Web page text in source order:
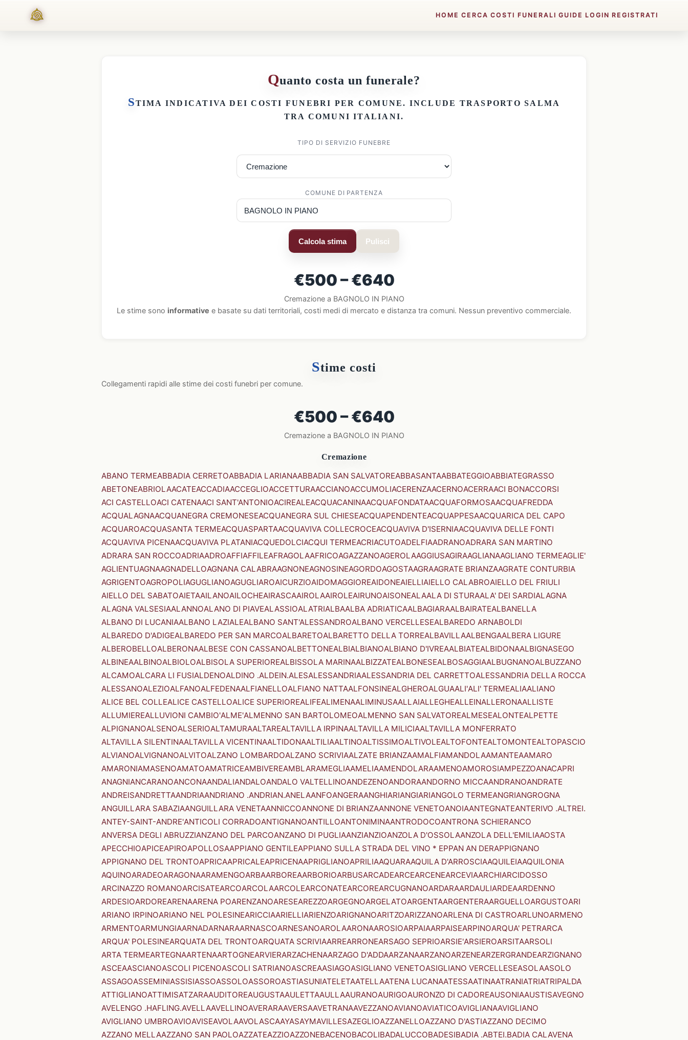
HOME CERCA COSTI FUNERALI GUIDE LOGIN REGISTRATI
Quanto costa un funerale?
STIMA INDICATIVA DEICOSTI FUNEBRI PER COMUNE. INCLUDE TRASPORTO SALMA
TRA COMUNI ITALIANI.
TIPO DI SERVIZIO FUNEBRE
COMUNE DI PARTENZA
Calcola stima Pulisci
€500 – €640
Cremazione a BAGNOLO IN PIANO
Le stime sono informative e basate su dati territoriali, costi medi di mercato e distanza tra comuni. Nessun preventivo commerciale.
Stime costi
Collegamenti rapidi alle stime dei costi funebri per comune.
€500 – €640
Cremazione a BAGNOLO IN PIANO
Cremazione
ABANO TERMEABBADIA CERRETOABBADIA LARIANAABBADIA SAN SALVATOREABBASANTAABBATEGGIOABBIATEGRASSO
ABETONEABRIOLAACATEACCADIAACCEGLIOACCETTURAACCIANOACCUMOLIACERENZAACERNOACERRAACI BONACCORSI
ACI CASTELLOACI CATENAACI SANT'ANTONIOACIREALEACQUACANINAACQUAFONDATAACQUAFORMOSAACQUAFREDDA
ACQUALAGNAACQUANEGRA CREMONESEACQUANEGRA SUL CHIESEACQUAPENDENTEACQUAPPESAACQUARICA DEL CAPO
ACQUAROACQUASANTA TERMEACQUASPARTAACQUAVIVA COLLECROCEACQUAVIVA D'ISERNIAACQUAVIVA DELLE FONTI
ACQUAVIVA PICENAACQUAVIVA PLATANIACQUEDOLCIACQUI TERMEACRIACUTOADELFIAADRANOADRARA SAN MARTINO
ADRARA SAN ROCCOADRIAADROAFFIAFFILEAFRAGOLAAFRICOAGAZZANOAGEROLAAGGIUSAGIRAAGLIANAAGLIANO TERMEAGLIE'
AGLIENTUAGNAAGNADELLOAGNANA CALABRAAGNONEAGNOSINEAGORDOAGOSTAAGRAAGRATE BRIANZAAGRATE CONTURBIA
AGRIGENTOAGROPOLIAGUGLIANOAGUGLIAROAICURZIOAIDOMAGGIOREAIDONEAIELLIAIELLO CALABROAIELLO DEL FRIULI
AIELLO DEL SABATOAIETAAILANOAILOCHEAIRASCAAIROLAAIROLEAIRUNOAISONEALAALA DI STURAALA' DEI SARDIALAGNA
ALAGNA VALSESIAALANNOALANO DI PIAVEALASSIOALATRIALBAALBA ADRIATICAALBAGIARAALBAIRATEALBANELLA
ALBANO DI LUCANIAALBANO LAZIALEALBANO SANT'ALESSANDROALBANO VERCELLESEALBAREDO ARNABOLDI
ALBAREDO D'ADIGEALBAREDO PER SAN MARCOALBARETOALBARETTO DELLA TORREALBAVILLAALBENGAALBERA LIGURE
ALBEROBELLOALBERONAALBESE CON CASSANOALBETTONEALBIALBIANOALBIANO D'IVREAALBIATEALBIDONAALBIGNASEGO
ALBINEAALBINOALBIOLOALBISOLA SUPERIOREALBISSOLA MARINAALBIZZATEALBONESEALBOSAGGIAALBUGNANOALBUZZANO
ALCAMOALCARA LI FUSIALDENOALDINO .ALDEIN.ALESALESSANDRIAALESSANDRIA DEL CARRETTOALESSANDRIA DELLA ROCCA
ALESSANOALEZIOALFANOALFEDENAALFIANELLOALFIANO NATTAALFONSINEALGHEROALGUAALI'ALI' TERMEALIAALIANO
ALICE BEL COLLEALICE CASTELLOALICE SUPERIOREALIFEALIMENAALIMINUSAALLAIALLEGHEALLEINALLERONAALLISTE
ALLUMIEREALLUVIONI CAMBIO'ALME'ALMENNO SAN BARTOLOMEOALMENNO SAN SALVATOREALMESEALONTEALPETTE
ALPIGNANOALSENOALSERIOALTAMURAALTAREALTAVILLA IRPINAALTAVILLA MILICIAALTAVILLA MONFERRATO
ALTAVILLA SILENTINAALTAVILLA VICENTINAALTIDONAALTILIAALTINOALTISSIMOALTIVOLEALTOFONTEALTOMONTEALTOPASCIO
ALVIANOALVIGNANOALVITOALZANO LOMBARDOALZANO SCRIVIAALZATE BRIANZAAMALFIAMANDOLAAMANTEAAMARO
AMARONIAMASENOAMATOAMATRICEAMBIVEREAMBLARAMEGLIAAMELIAAMENDOLARAAMENOAMOROSIAMPEZZOANACAPRI
ANAGNIANCARANOANCONAANDALIANDALOANDALO VALTELLINOANDEZENOANDORAANDORNO MICCAANDRANOANDRATE
ANDREISANDRETTAANDRIAANDRIANO .ANDRIAN.ANELAANFOANGERAANGHIARIANGIARIANGOLO TERMEANGRIANGROGNA
ANGUILLARA SABAZIAANGUILLARA VENETAANNICCOANNONE DI BRIANZAANNONE VENETOANOIAANTEGNATEANTERIVO .ALTREI.
ANTEY-SAINT-ANDRE'ANTICOLI CORRADOANTIGNANOANTILLOANTONIMINAANTRODOCOANTRONA SCHIERANCO
ANVERSA DEGLI ABRUZZIANZANO DEL PARCOANZANO DI PUGLIAANZIANZIOANZOLA D'OSSOLAANZOLA DELL'EMILIAAOSTA
APECCHIOAPICEAPIROAPOLLOSAAPPIANO GENTILEAPPIANO SULLA STRADA DEL VINO * EPPAN AN DERAPPIGNANO
APPIGNANO DEL TRONTOAPRICAAPRICALEAPRICENAAPRIGLIANOAPRILIAAQUARAAQUILA D'ARROSCIAAQUILEIAAQUILONIA
AQUINOARADEOARAGONAARAMENGOARBAARBOREAARBORIOARBUSARCADEARCEARCENEARCEVIAARCHIARCIDOSSO
ARCINAZZO ROMANOARCISATEARCOARCOLAARCOLEARCONATEARCOREARCUGNANOARDARAARDAULIARDEAARDENNO
ARDESIOARDOREARENAARENA POARENZANOARESEAREZZOARGEGNOARGELATOARGENTAARGENTERAARGUELLOARGUSTOARI
ARIANO IRPINOARIANO NEL POLESINEARICCIAARIELLIARIENZOARIGNANOARITZOARIZZANOARLENA DI CASTROARLUNOARMENO
ARMENTOARMUNGIAARNADARNARAARNASCOARNESANOAROLAARONAAROSIOARPAIAARPAISEARPINOARQUA' PETRARCA
ARQUA' POLESINEARQUATA DEL TRONTOARQUATA SCRIVIAARREARRONEARSAGO SEPRIOARSIE'ARSIEROARSITAARSOLI
ARTA TERMEARTEGNAARTENAARTOGNEARVIERARZACHENAARZAGO D'ADDAARZANAARZANOARZENEARZERGRANDEARZIGNANO
ASCEAASCIANOASCOLI PICENOASCOLI SATRIANOASCREAASIAGOASIGLIANO VENETOASIGLIANO VERCELLESEASOLAASOLO
ASSAGOASSEMINIASSISIASSOASSOLOASSOROASTIASUNIATELETAATELLAATENA LUCANAATESSAATINAATRANIATRIATRIPALDA
ATTIGLIANOATTIMISATZARAAUDITOREAUGUSTAAULETTAAULLAAURANOAURIGOAURONZO DI CADOREAUSONIAAUSTISAVEGNO
AVELENGO .HAFLING.AVELLAAVELLINOAVERARAAVERSAAVETRANAAVEZZANOAVIANOAVIATICOAVIGLIANAAVIGLIANO
AVIGLIANO UMBROAVIOAVISEAVOLAAVOLASCAAYASAYMAVILLESAZEGLIOAZZANELLOAZZANO D'ASTIAZZANO DECIMO
AZZANO MELLAAZZANO SAN PAOLOAZZATEAZZIOAZZONEBACENOBACOLIBADALUCCOBADESIBADIA .ABTEI.BADIA CALAVENA